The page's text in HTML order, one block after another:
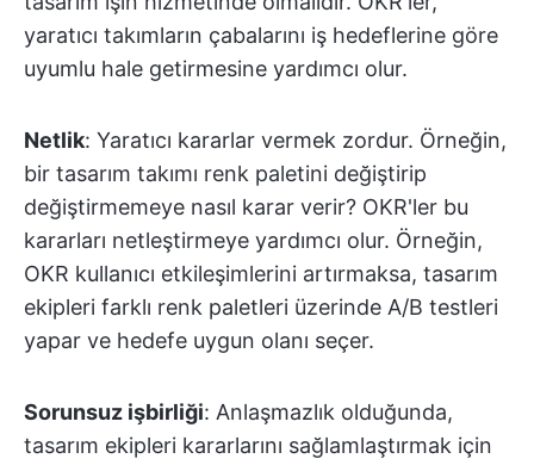
yaratıcı takımların çabalarını iş hedeflerine göre
uyumlu hale getirmesine yardımcı olur.
Netlik: Yaratıcı kararlar vermek zordur. Örneğin,
bir tasarım takımı renk paletini değiştirip
değiştirmemeye nasıl karar verir? OKR'ler bu
kararları netleştirmeye yardımcı olur. Örneğin,
OKR kullanıcı etkileşimlerini artırmaksa, tasarım
ekipleri farklı renk paletleri üzerinde A/B testleri
yapar ve hedefe uygun olanı seçer.
Sorunsuz işbirliği: Anlaşmazlık olduğunda,
tasarım ekipleri kararlarını sağlamlaştırmak için